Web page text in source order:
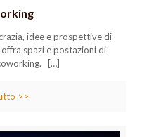
idee e prospettive di
spazi e postazioni di
[…]
>>